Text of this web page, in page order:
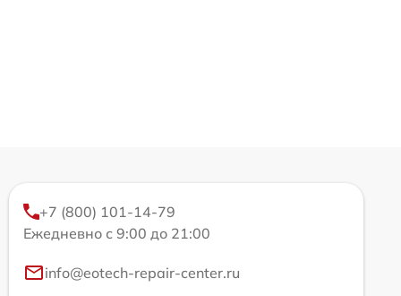
+7 (800) 101-14-79
Ежедневно с 9:00 до 21:00
info@eotech-repair-center.ru